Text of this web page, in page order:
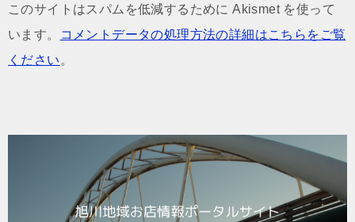
このサイトはスパムを低減するために Akismet を使って
います。
コメントデータの処理方法の詳細はこちらをご覧
ください 。